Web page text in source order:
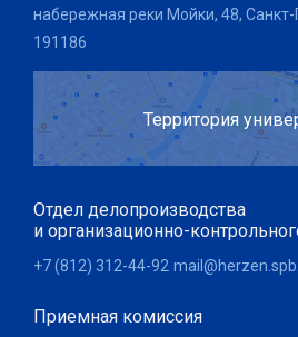
набережная реки Мойки, 48, Санкт-
191186
Территория
Отдел делопроизводства
и организационно-
+7 (812) 312-44-92
Приемная комиссия